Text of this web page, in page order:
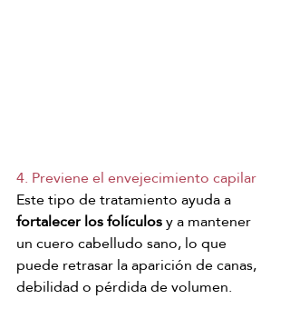
4. Previene el envejecimiento capilar
Este tipo de tratamiento ayuda a
fortalecer los folículos y a mantener
un cuero cabelludo sano, lo que
puede retrasar la aparición de canas,
debilidad o pérdida de volumen.